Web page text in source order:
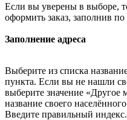
Если вы уверены в выборе,
оформить заказ, заполнив
Заполнение адреса
Выберите из списка
пункта. Если вы не нашли
выберите значение
название своего
Введите правильный индекс.